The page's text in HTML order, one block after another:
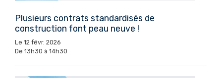
Plusieurs contrats standardisés de
construction font peau neuve !
Le 12 févr. 2026
De 13h30 à 14h30